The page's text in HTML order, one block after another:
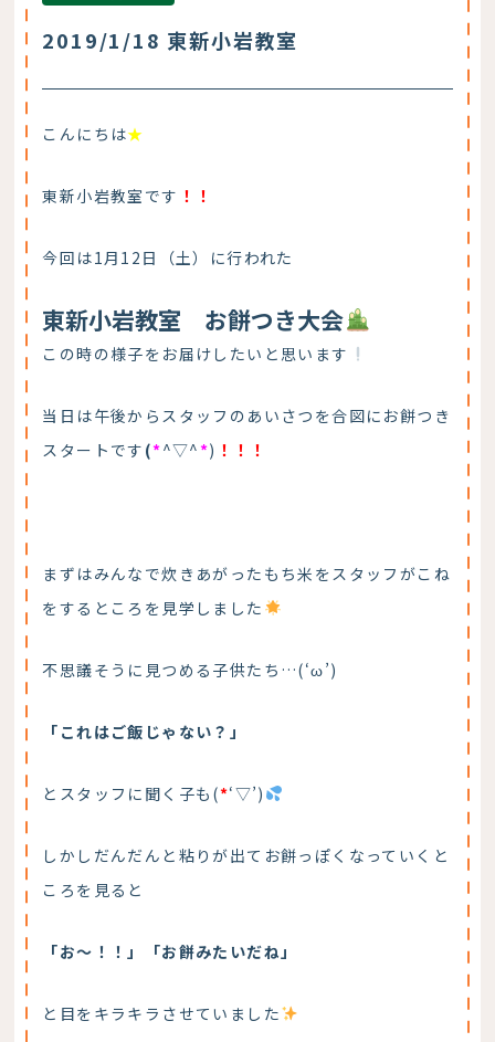
2019/1/18 東新小岩教室
こんにちは★
東新小岩教室です ！！
今回は1月12日（土）に行われた
東新小岩教室 お餅つき大会
この時の様子をお届けしたいと思います
当日は午後からスタッフのあいさつを合図にお餅つき
スタートです (*^▽^*) ！！！
まずはみんなで炊きあがったもち米をスタッフがこね
をするところを見学しました
不思議そうに見つめる子供たち…(‘ω’)
「これはご飯じゃない？」
とスタッフに聞く子も(*‘▽’)
しかしだんだんと粘りが出てお餅っぽくなっていくと
ころを見ると
「お～！！」「お餅みたいだね」
と目をキラキラさせていました